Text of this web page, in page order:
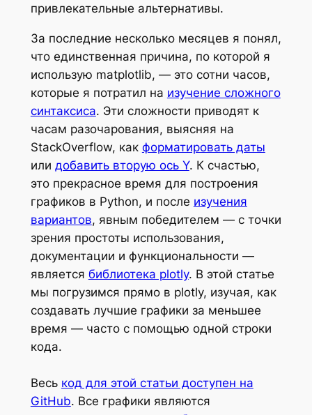
привлекательные альтернативы.
За последние несколько месяцев я понял,
что единственная причина, по которой я
использую matplotlib, — это сотни часов,
которые я потратил на изучение сложного
синтаксиса. Эти сложности приводят к
часам разочарования, выясняя на
StackOverflow, как форматировать даты
или добавить вторую ось Y. К счастью,
это прекрасное время для построения
графиков в Python, и после изучения
вариантов, явным победителем — с точки
зрения простоты использования,
документации и функциональности —
является библиотека plotly. В этой статье
мы погрузимся прямо в plotly, изучая, как
создавать лучшие графики за меньшее
время — часто с помощью одной строки
кода.
Весь код для этой статьи доступен на
GitHub. Все графики являются